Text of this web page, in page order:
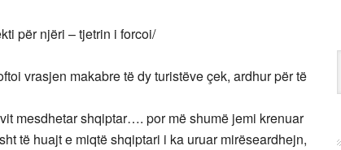
për njëri – tjetrin i forcoi/
vrasjen makabre të dy turistëve çek, ardhur për të
mesdhetar shqiptar…. por më shumë jemi krenuar
të huajt e miqtë shqiptari i ka uruar mirëseardhejn,